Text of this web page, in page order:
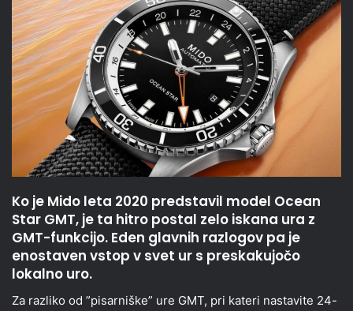
Ko je Mido leta 2020 predstavil model Ocean
Star GMT, je ta hitro postal zelo iskana ura z
GMT-funkcijo. Eden glavnih razlogov pa je
enostaven vstop v svet ur s preskakujočo
lokalno uro.
Za razliko od ”pisarniške” ure GMT, pri kateri nastavite 24-